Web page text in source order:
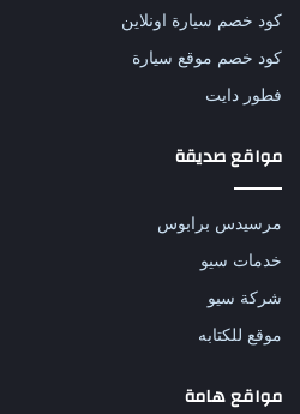
كود خصم سيارة اونلاين
كود خصم موقع سيارة
فطور دايت
مواقع صديقة
مرسيدس برابوس
خدمات سيو
شركة سيو
موقع للكتابه
مواقع هامة